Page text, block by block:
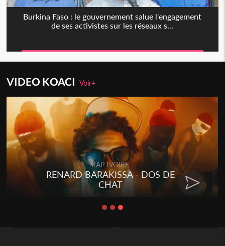
Burkina Faso : le gouvernement salue l'engagement
de ses activistes sur les réseaux s...
VIDEO KOACIVoir+
Togo
Talakaka - ÉTÉRÉRÉ